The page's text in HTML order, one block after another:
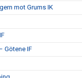
mot Grums IK
Götene IF